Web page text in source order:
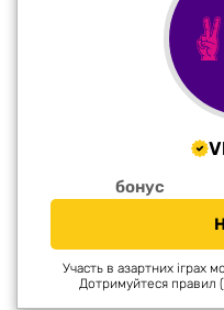
бонус
Участь в азартних іграх
Дотримуйтеся правил